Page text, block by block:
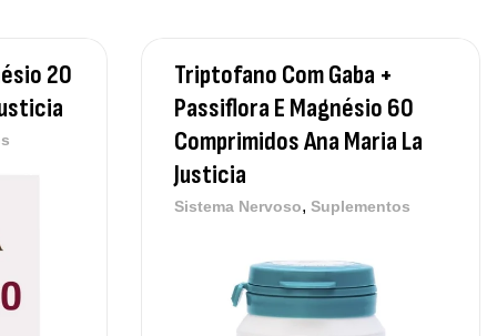
€
3 + ADEK 90 Cápsulas Ostrovit
Vitaminas e Minerais
20
Triptofano Com Gaba +
Passiflora E Magnésio 60
Comprimidos Ana Maria La
Justicia
Sistema Nervoso, Suplementos